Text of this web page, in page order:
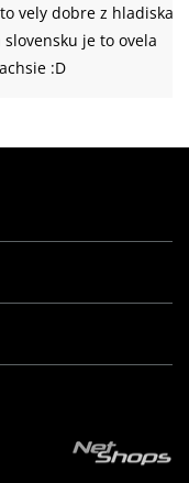
vely dobre z hladiska
slovensku je to ovela
:D